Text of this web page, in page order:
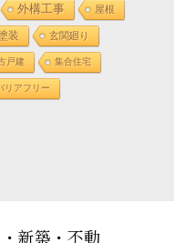
外構工事 屋根
装 玄関廻り
戸建 集合住宅
リアフリー
新築・不動